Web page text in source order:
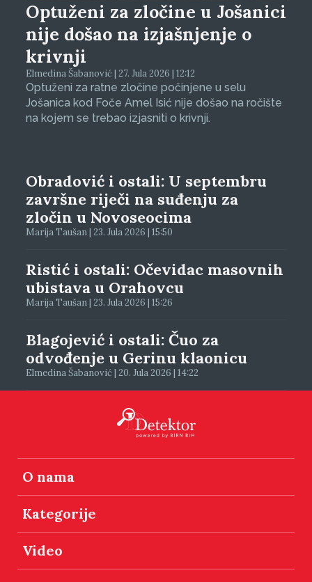
Optuženi za zločine u Jošanici
nije došao na izjašnjenje o
krivnji
Elmedina Šabanović | 27. Jula 2026 | 12:12
Optuženi za ratne zločine počinjene u selu
Jošanica kod Foče Amel Isić nije došao na ročište
na kojem se trebao izjasniti o krivnji.
Obradović i ostali: U septembru
završne riječi na suđenju za
zločin u Novoseocima
Marija Taušan | 23. Jula 2026 | 15:50
Ristić i ostali: Očevidac masovnih
ubistava u Orahovcu
Marija Taušan | 23. Jula 2026 | 15:26
Blagojević i ostali: Čuo za
odvođenje u Gerinu klaonicu
Elmedina Šabanović | 20. Jula 2026 | 14:22
O nama
Kategorije
Video